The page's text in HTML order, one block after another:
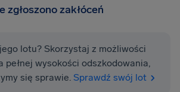
zgłoszono zakłóceń
lotu? Skorzystaj z możliwości
pełnej wysokości odszkodowania,
się sprawie. Sprawdź swój lot